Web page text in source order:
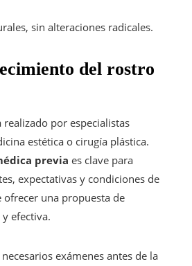
sin alteraciones radicales.
del rostro
realizado por especialistas
estética o cirugía plástica.
previa es clave para
expectativas y condiciones de
ofrecer una propuesta de
efectiva.
exámenes antes de la